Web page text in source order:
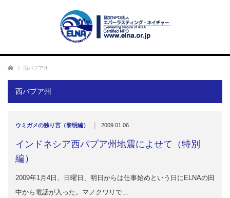
ホーム 西パプア州
西パプア州
ウミガメの独り言（黎明編） | 2009.01.06
インドネシア西パプア州地震によせて（特別
編）
2009年1月4日、日曜日、明日からは仕事始めという日にELNAの田
中から電話が入った。マノクワリで…